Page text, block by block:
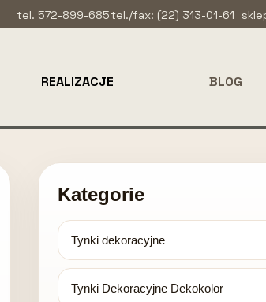
BLOG
REALIZACJE
tel./fax: (22) 313-01-61
tel. 572-899-685
Kategorie
Tynki dekoracyjne
Tynki Dekoracyjne Dekokolor